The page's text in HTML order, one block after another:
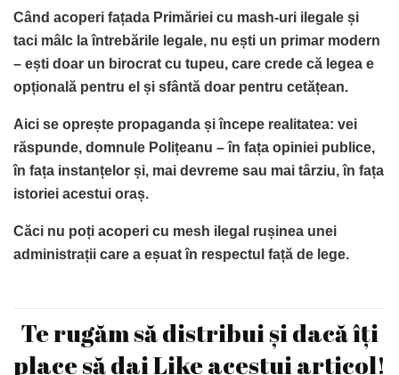
Când acoperi fațada Primăriei cu mash-uri ilegale și
taci mâlc la întrebările legale, nu ești un primar modern
– ești doar un birocrat cu tupeu, care crede că legea e
opțională pentru el și sfântă doar pentru cetățean.
Aici se oprește propaganda și începe realitatea: vei
răspunde, domnule Polițeanu – în fața opiniei publice,
în fața instanțelor și, mai devreme sau mai târziu, în fața
istoriei acestui oraș.
Căci nu poți acoperi cu mesh ilegal rușinea unei
administrații care a eșuat în respectul față de lege.
Te rugăm să distribui și dacă îți
place să dai Like acestui articol!